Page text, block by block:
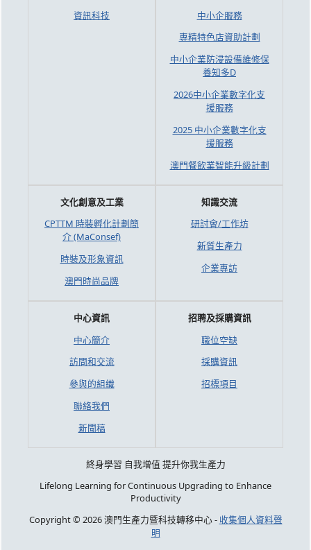
資訊科技
中小企服務
專精特色店資助計劃
中小企業防浸設備維修保
養知多D
2026中小企業數字化支
援服務
2025 中小企業數字化支
援服務
澳門餐飲業智能升級計劃
文化創意及工業
CPTTM 時裝孵化計劃簡
介 (MaConsef)
時裝及形象資訊
澳門時尚品牌
知識交流
研討會/工作坊
新質生產力
企業專訪
中心資訊
中心簡介
訪問和交流
參與的組織
聯絡我們
新聞稿
招聘及採購資訊
職位空缺
採購資訊
招標項目
終身學習 自我增值 提升你我生產力
Lifelong Learning for Continuous Upgrading to Enhance
Productivity
Copyright © 2026 澳門生產力暨科技轉移中心 - 收集個人資料聲
明